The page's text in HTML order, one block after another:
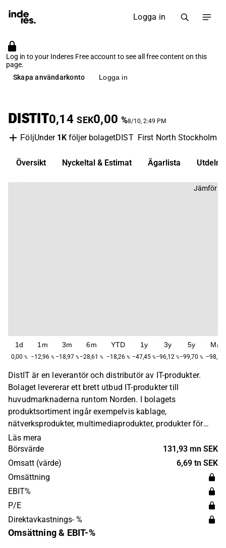
Logga in
Log in to your Inderes Free account to see all free content on this
page.
Skapa användarkonto
Logga in
DISTIT0,14 SEK0,00 %8/10, 2:49 PM
FöljUnder 1K följer bolagetDIST First North Stockholm
Översikt Nyckeltal & Estimat Ägarlista
Jämför
1d
0,00 %
1m
−12,96 %
3m
−18,97 %
6m
−28,61 %
YTD
−18,26 %
1y
−47,45 %
3y
−96,12 %
5y
−99,70 %
Max
−98,17
DistIT är en leverantör och distributör av IT-produkter.
Bolaget levererar ett brett utbud IT-produkter till
huvudmarknaderna runtom Norden. I bolagets
produktsortiment ingår exempelvis kablage,
nätverksprodukter, multimediaprodukter, produkter för
datalagring, tillbehör för mobila enheter,
datorkomponenter, samt möss och tangentbord. Bolagets
huvudkontor ligger i Älvsjö.
Läs mera
Börsvärde
131,93 mn SEK
Omsatt (värde)
6,69 tn SEK
Omsättning
EBIT%
P/E
Direktavkastnings- %
Omsättning & EBIT-%